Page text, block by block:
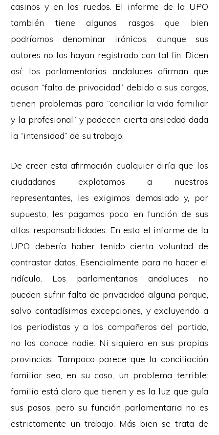
casinos y en los ruedos. El informe de la UPO
también tiene algunos rasgos que bien
podríamos denominar irónicos, aunque sus
autores no los hayan registrado con tal fin. Dicen
así: los parlamentarios andaluces afirman que
acusan “falta de privacidad” debido a sus cargos,
tienen problemas para “conciliar la vida familiar
y la profesional” y padecen cierta ansiedad dada
la “intensidad” de su trabajo.
De creer esta afirmación cualquier diría que los
ciudadanos explotamos a nuestros
representantes, les exigimos demasiado y, por
supuesto, les pagamos poco en función de sus
altas responsabilidades. En esto el informe de la
UPO debería haber tenido cierta voluntad de
contrastar datos. Esencialmente para no hacer el
ridículo. Los parlamentarios andaluces no
pueden sufrir falta de privacidad alguna porque,
salvo contadísimas excepciones, y excluyendo a
los periodistas y a los compañeros del partido,
no los conoce nadie. Ni siquiera en sus propias
provincias. Tampoco parece que la conciliación
familiar sea, en su caso, un problema terrible:
familia está claro que tienen y es la luz que guía
sus pasos, pero su función parlamentaria no es
estrictamente un trabajo. Más bien se trata de